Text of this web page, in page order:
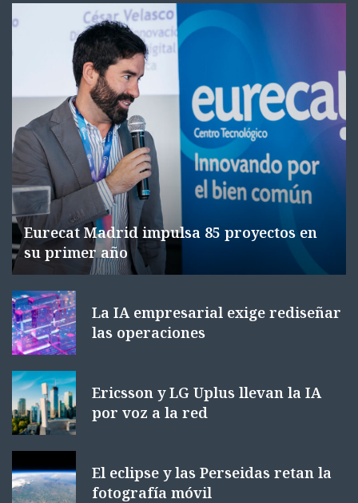
Eurecat Madrid impulsa 85 proyectos en
su primer año
La IA empresarial exige rediseñar
las operaciones
Ericsson y LG Uplus llevan la IA
por voz a la red
El eclipse y las Perseidas retan la
fotografía móvil